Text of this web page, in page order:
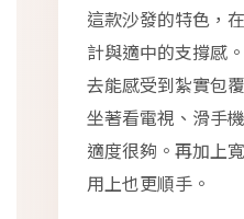
這款沙發的特色，
計與適中的支撐感
去能感受到紮實包
坐著看電視、滑手
適度很夠。再加上
用上也更順手。